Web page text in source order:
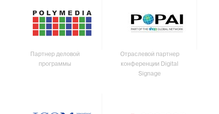
Партнер деловой
программы
Отраслевой партнер
конференции Digital
Signage